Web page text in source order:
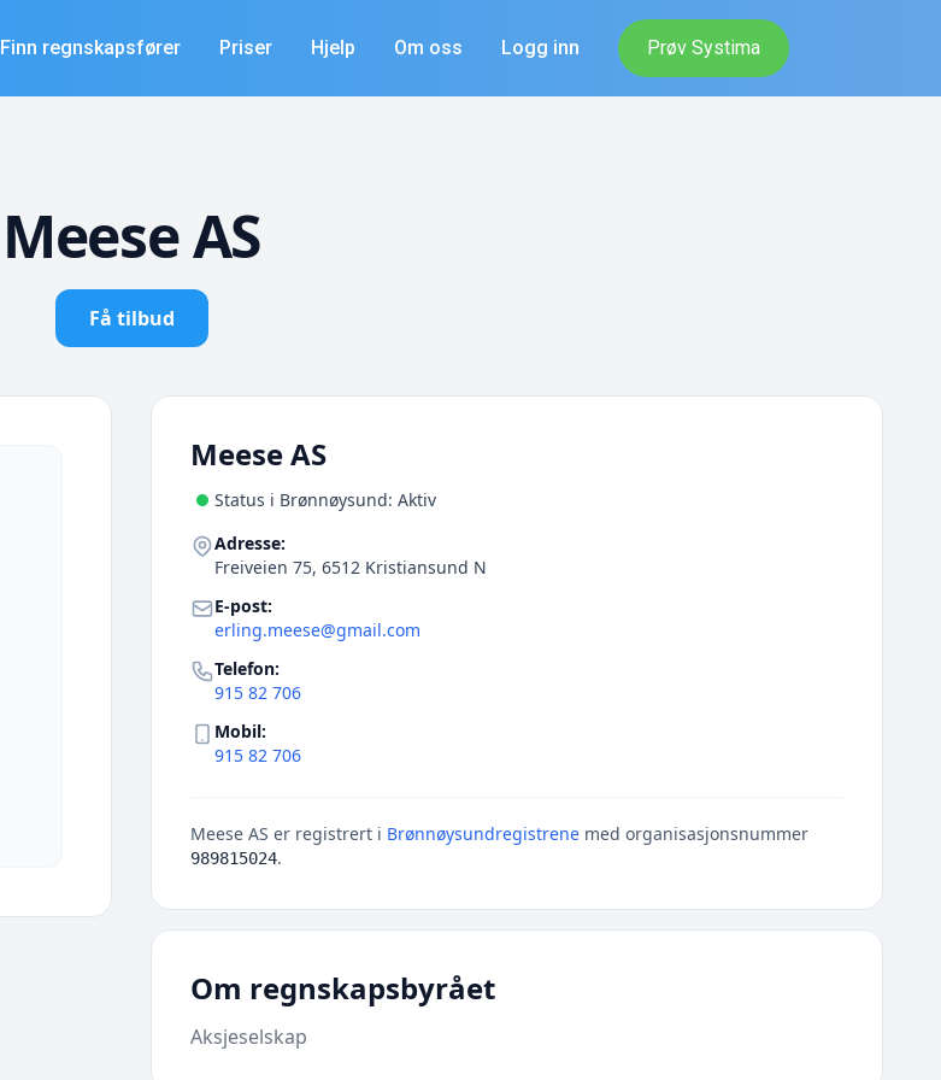
Finn regnskapsfører Priser Hjelp Om oss Logg inn Prøv Systima
Meese AS
Få tilbud
Meese AS
Status i Brønnøysund: Aktiv
Adresse:
Freiveien 75, 6512 Kristiansund N
E-post:
erling.meese@gmail.com
Telefon:
915 82 706
Mobil:
915 82 706
Meese AS er registrert i Brønnøysundregistrene med organisasjonsnummer
989815024.
Om regnskapsbyrået
Aksjeselskap